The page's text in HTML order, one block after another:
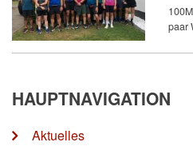
paar
HAUPTNAVIGATION
Aktuelles